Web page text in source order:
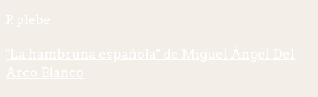
P. plebe
"La hambruna española" de Miguel Ángel Del
Arco Blanco